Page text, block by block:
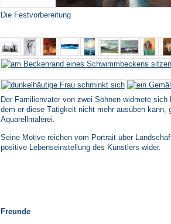
Die Festvorbereitung
Der Familienvater von zwei Söhnen widmete
dem er diese Tätigkeit nicht mehr ausüben kann,
Aquarellmalerei.
Seine Motive reichen vom Portrait über
positive Lebenseinstellung des Künstlers wider.
Freunde